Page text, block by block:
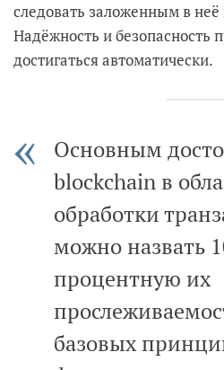
следовать заложенным в
Надёжность и безопасность
достигаться автоматически.
Основным
blockchain в
обработки
можно назвать
процентную их
базовых